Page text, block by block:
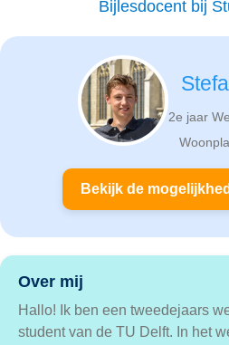
Bijlesdocent bij
2e jaar
Bekijk de
Over mij
Hallo! Ik ben een tweedejaars
student van de TU Delft. In het